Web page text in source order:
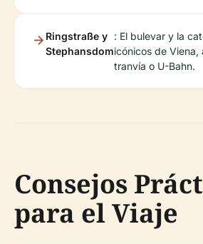
Ringstraße y
Stephansdom
: El bulevar y la
icónicos de Viena,
tranvía o U-Bahn.
Consejos
para el Viaje